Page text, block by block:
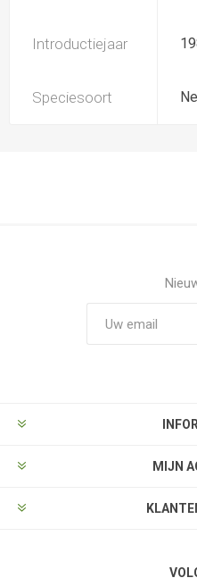
Introductiejaar
Speciesoort
MIJN